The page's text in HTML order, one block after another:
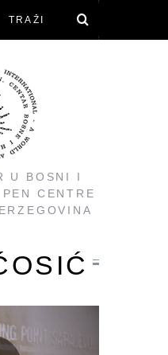
U BOSNI I
CENTRE